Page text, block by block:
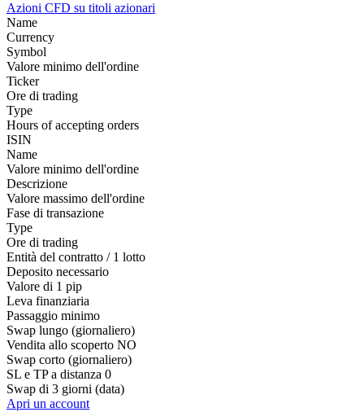
Azioni CFD su titoli azionari
Name
Currency
Symbol
Valore minimo dell'ordine
Ticker
Ore di trading
Type
Hours of accepting orders
ISIN
Name
Valore minimo dell'ordine
Descrizione
Valore massimo dell'ordine
Fase di transazione
Type
Ore di trading
Entità del contratto / 1 lotto
Deposito necessario
Valore di 1 pip
Leva finanziaria
Passaggio minimo
Swap lungo (giornaliero)
Vendita allo scoperto NO
Swap corto (giornaliero)
SL e TP a distanza 0
Swap di 3 giorni (data)
Apri un account